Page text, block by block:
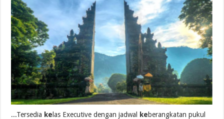
...Tersedia ke las Executive dengan jadwal keberangkatan pukul